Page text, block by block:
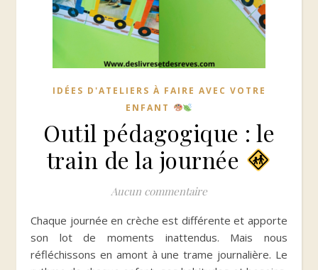
IDÉES D'ATELIERS À FAIRE AVEC VOTRE
ENFANT
Outil pédagogique : le
train de la journée
Aucun commentaire
Chaque journée en crèche est différente et apporte
son lot de moments inattendus. Mais nous
réfléchissons en amont à une trame journalière. Le